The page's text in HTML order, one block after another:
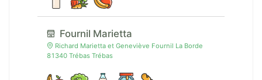
Fournil Marietta
Richard Marietta et Geneviève Fournil La Borde
81340 Trébas Trébas